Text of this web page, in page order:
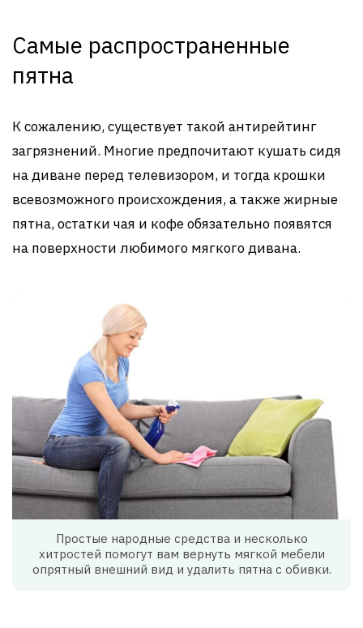
Самые распространенные
пятна
К сожалению, существует такой антирейтинг
загрязнений. Многие предпочитают кушать сидя
на диване перед телевизором, и тогда крошки
всевозможного происхождения, а также жирные
пятна, остатки чая и кофе обязательно появятся
на поверхности любимого мягкого дивана.
Простые народные средства и несколько
хитростей помогут вам вернуть мягкой мебели
опрятный внешний вид и удалить пятна с обивки.